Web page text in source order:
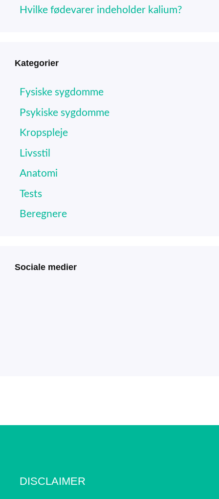
Hvilke fødevarer indeholder kalium?
Kategorier
Fysiske sygdomme
Psykiske sygdomme
Kropspleje
Livsstil
Anatomi
Tests
Beregnere
Sociale medier
DISCLAIMER